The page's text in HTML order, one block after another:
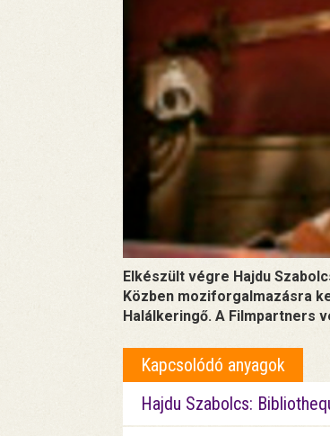
Elkészült végre Hajdu
Közben moziforgalmazásra
Halálkeringő. A Filmpartners
Kapcsolódó anyagok
Hajdu Szabolcs: